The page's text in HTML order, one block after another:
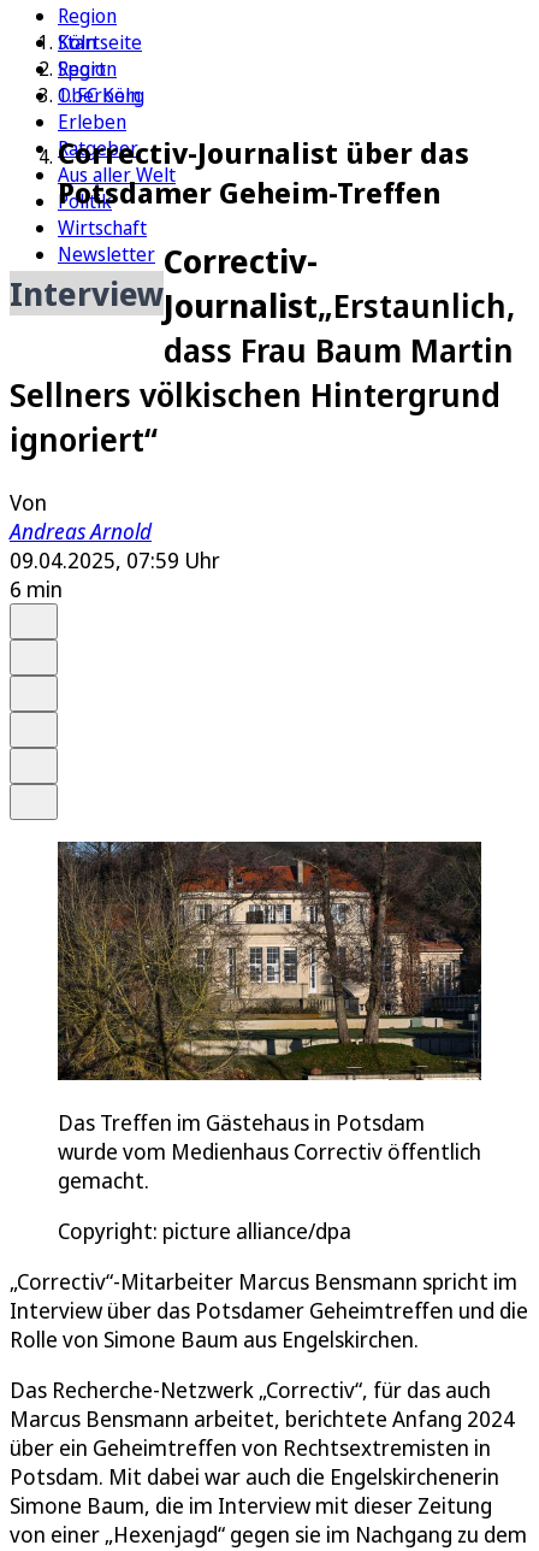
Region
Köln
Sport
1. FC Köln
Erleben
Ratgeber
Aus aller Welt
Politik
Wirtschaft
Newsletter
E-Paper
Startseite
Region
Oberberg
Correctiv-Journalist über das
Potsdamer Geheim-Treffen
Interview
Correctiv-
Journalist„Erstaunlich,
dass Frau Baum Martin
Sellners völkischen Hintergrund
ignoriert“
Von
Andreas Arnold
09.04.2025, 07:59 Uhr
6 min
Das Treffen im Gästehaus in Potsdam
wurde vom Medienhaus Correctiv öffentlich
gemacht.
Copyright: picture alliance/dpa
„Correctiv“-Mitarbeiter Marcus Bensmann spricht im
Interview über das Potsdamer Geheimtreffen und die
Rolle von Simone Baum aus Engelskirchen.
Das Recherche-Netzwerk „Correctiv“, für das auch
Marcus Bensmann arbeitet, berichtete Anfang 2024
über ein Geheimtreffen von Rechtsextremisten in
Potsdam. Mit dabei war auch die Engelskirchenerin
Simone Baum, die im Interview mit dieser Zeitung
von einer „Hexenjagd“ gegen sie im Nachgang zu dem